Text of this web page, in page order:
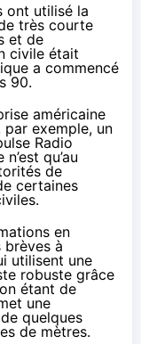
ont utilisé la
très courte
et de
civile était
a commencé
90.
américaine
exemple, un
Radio
qu’au
de
certaines
en
à
utilisent une
robuste grâce
étant de
une
quelques
de mètres.